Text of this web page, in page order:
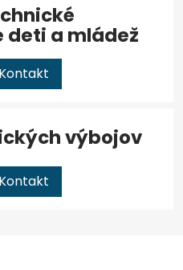
deti a mládež
Kontakt
výbojov
Kontakt